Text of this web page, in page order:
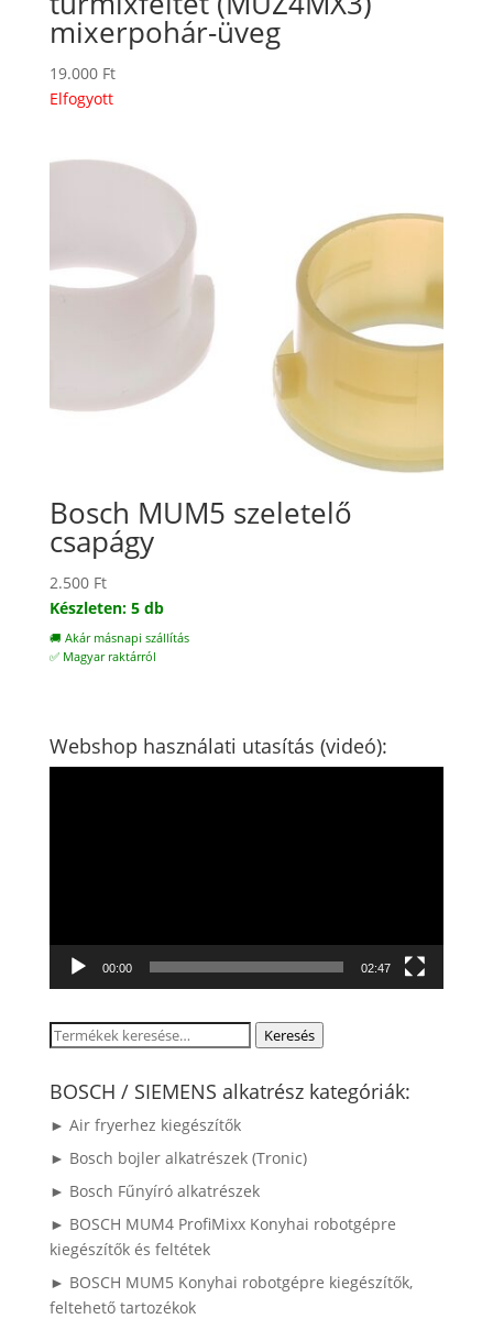
mixerpohár-üveg
19.000 Ft
Elfogyott
Bosch MUM5 szeletelő
csapágy
2.500 Ft
Készleten: 5 db
🚚 Akár másnapi szállítás
✅ Magyar raktárról
Webshop használati utasítás (videó):
00:00 02:47
Keresés
következőre:
Keresés
BOSCH / SIEMENS alkatrész kategóriák:
► Air fryerhez kiegészítők
► Bosch bojler alkatrészek (Tronic)
► Bosch Fűnyíró alkatrészek
► BOSCH MUM4 ProfiMixx Konyhai robotgépre
kiegészítők és feltétek
► BOSCH MUM5 Konyhai robotgépre kiegészítők,
feltehető tartozékok